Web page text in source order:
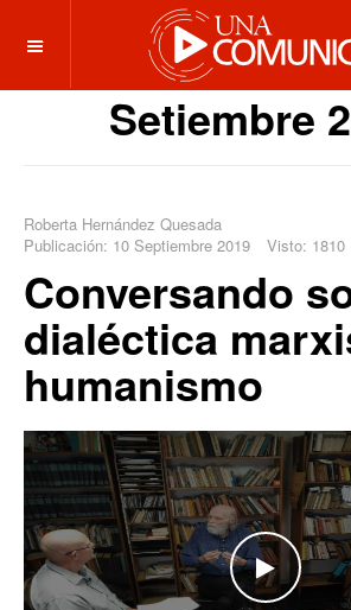
OFF CANVAS
Setiembre
Roberta Hernández Quesada
Publicación: 10 Septiembre 2019
Visto: 1810
Conversando
dialéctica
humanismo
WATCH